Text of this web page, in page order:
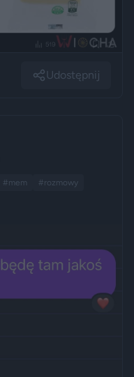
Udostępnij
#mem
#rozmowy